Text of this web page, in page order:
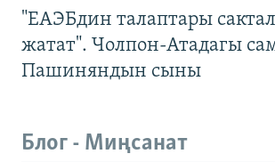
"ЕАЭБдин талаптары
жатат". Чолпон-Атадагы
Пашиняндын сыны
Блог - Миңсанат